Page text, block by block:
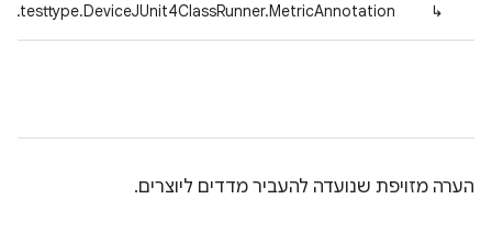
↳
הערה מזויפת שנועדה להעביר מדדים ליוצרים.